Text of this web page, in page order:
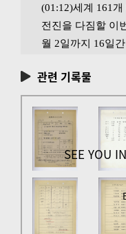
(01:12)세계 161
전진을 다짐할 이
월 2일까지 16일
(01:36)서울올림
그리고 번영의 5
161개 나라가 체
갈등의 벽을 넘어
이는 대회이며 각
술이 다채롭게 선
최되는 문화의 올
관련 기록물
SEE YOU